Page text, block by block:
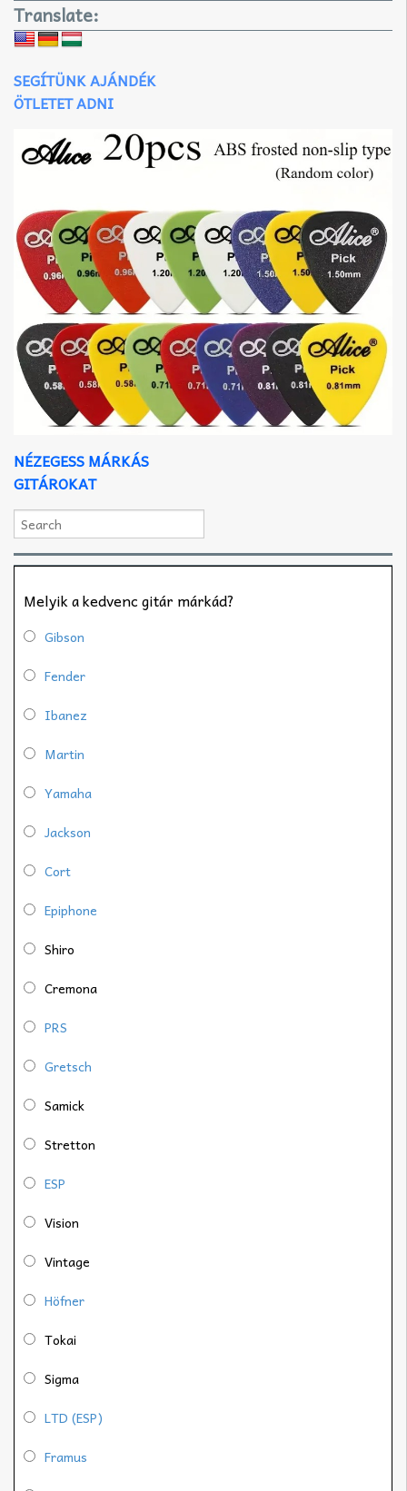
Translate:
SEGÍTÜNK AJÁNDÉK
ÖTLETET ADNI
NÉZEGESS MÁRKÁS
GITÁROKAT
Melyik a kedvenc gitár márkád?
Gibson
Fender
Ibanez
Martin
Yamaha
Jackson
Cort
Epiphone
Shiro
Cremona
PRS
Gretsch
Samick
Stretton
ESP
Vision
Vintage
Höfner
Tokai
Sigma
LTD (ESP)
Framus